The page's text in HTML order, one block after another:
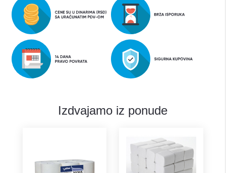
Izdvajamo iz ponude